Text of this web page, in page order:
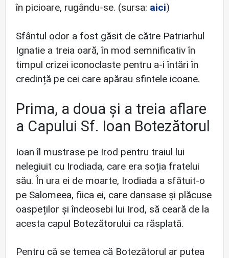
în picioare, rugându-se. (sursa: aici)
Sfântul odor a fost găsit de către Patriarhul
Ignatie a treia oară, în mod semnificativ în
timpul crizei iconoclaste pentru a-i întări în
credință pe cei care apărau sfintele icoane.
Prima, a doua și a treia aflare
a Capului Sf. Ioan Botezătorul
Ioan îl mustrase pe Irod pentru traiul lui
nelegiuit cu Irodiada, care era soția fratelui
său. În ura ei de moarte, Irodiada a sfătuit-o
pe Salomeea, fiica ei, care dansase și plăcuse
oaspeților și îndeosebi lui Irod, să ceară de la
acesta capul Botezătorului ca răsplată.
Pentru că se temea că Botezătorul ar putea